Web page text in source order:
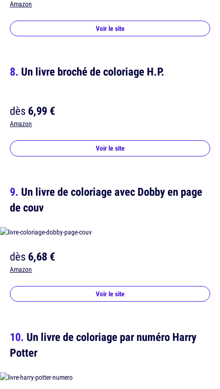
Amazon
Voir le site
Un livre broché de coloriage H.P.
dès6,99 €
Amazon
Voir le site
Un livre de coloriage avec Dobby en page
de couv
dès6,68 €
Amazon
Voir le site
Un livre de coloriage par numéro Harry
Potter